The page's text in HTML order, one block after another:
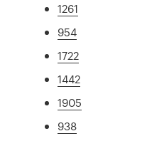
1261
954
1722
1442
1905
938